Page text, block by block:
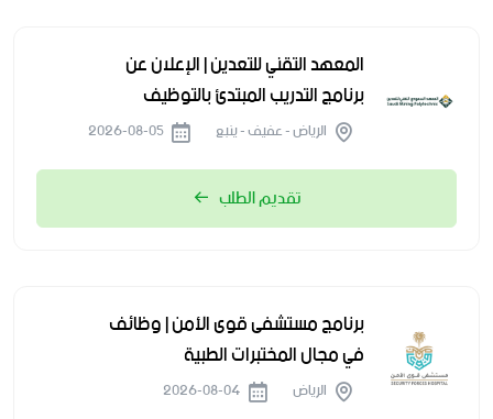
المعهد التقني للتعدين | الإعلان عن
برنامج التدريب المبتدئ بالتوظيف
الرياض - عفيف - ينبع
تقديم الطلب
برنامج مستشفى قوى الأمن | وظائف
في مجال المختبرات الطبية
الرياض